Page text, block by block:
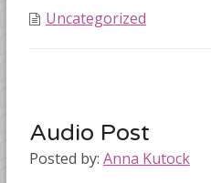
Uncategorized
Audio Post
Posted by: Anna Kutock